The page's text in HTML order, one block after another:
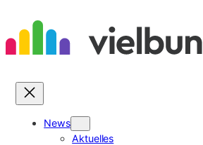
Inhalt
springen
News
Aktuelles